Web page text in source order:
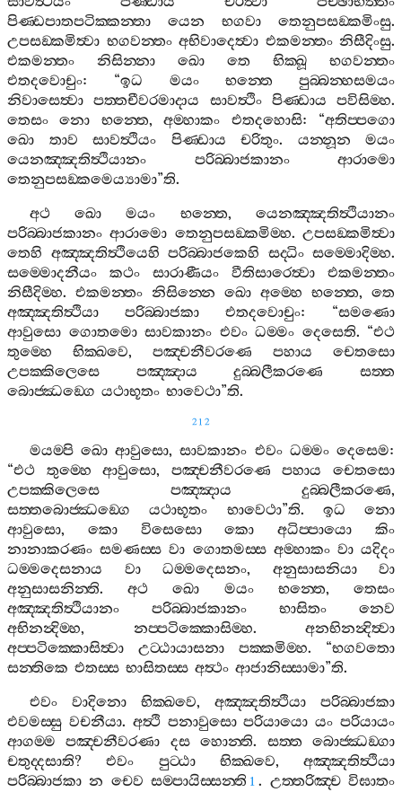
පිණ‍්ඩපාතපටික‍්කන‍්තා
යෙන භගවා තෙනුපසඞ‍්කමිංසු.
උපසඞ‍්කමිත්‍වා භගවන‍්තං අභිවාදෙත්‍වා එකමන‍්තං නිසීදිංසු.
එකමන‍්තං
නිසින‍්නා ඛො තෙ භික‍්ඛූ
භගවන‍්තං
එතදවොචුං: “ඉධ මයං භන‍්තෙ
පුබ‍්බන‍්හසමයං
නිවාසෙත්‍වා පත‍්තචීවරමාදාය සාවත්‍ථිං පිණ‍්ඩාය පවිසිම‍්හ.
තෙසං
නො භන‍්තෙ,අම‍්හාකං එතදහොසි: “අතිප‍්පගො
ඛො
තාව සාවත්‍ථියං පිණ‍්ඩාය චරිතුං. යන‍්නූන
මයං
යෙනඤ‍්ඤතිත්‍ථියානං
පරිබ‍්බාජකානං
ආරාමො
තෙනුපසඞ‍්කමෙය්‍යාමා”ති.
අථ
ඛො මයං භන‍්තෙ, යෙනඤ‍්ඤතිත්‍ථියානං
පරිබ‍්බාජකානං ආරාමො තෙනුපසඞ‍්කමිම‍්හ.උපසඞ‍්කමිත්‍වා
තෙහි අඤ‍්ඤතිත්‍ථියෙහි පරිබ‍්බාජකෙහි සද‍්ධිං සම‍්මොදිම‍්හ.
සම‍්මොදනීයං
කථං සාරාණීයං වීතිසාරෙත්‍වා
එකමන‍්තං
නිසීදිම‍්හ. එකමන‍්තං නිසින‍්නෙ ඛො අම‍්හෙ භන‍්තෙ, තෙ
අඤ‍්ඤතිත්‍ථියා
පරිබ‍්බාජකා එතදවොචුං: “සමණො
ආවුසො ගොතමො සාවකානං එවං ධම‍්මං දෙසෙති. “එථ
තුම‍්හෙ
භික‍්ඛවෙ, පඤ‍්චනීවරණෙ පහාය
චෙතසො
උපක‍්කිලෙසෙ
පඤ‍්ඤාය දුබ‍්බලීකරණෙ
සත‍්ත
බොජ‍්ඣඞ‍්ගෙ යථාභූතං භාවෙථා”ති.
212
මයම‍්පි ඛො ආවුසො,සාවකානං එවං ධම‍්මං දෙසෙම:
“එථ තුම‍්හෙ ආවුසො, පඤ‍්චනීවරණෙ පහාය
චෙතසො
උපක‍්කිලෙසෙ
පඤ‍්ඤාය දුබ‍්බලීකරණෙ,
සත‍්තබොජ‍්ඣඞ‍්ගෙ
යථාභූතං භාවෙථා”ති. ඉධ
නො
ආවුසො, කො විසෙසො කො අධිප‍්පායො
කිං
නානාකරණං සමණස‍්ස වා ගොතමස‍්ස අම‍්හාකං වා යදිදං
ධම‍්මදෙසනාය
වා ධම‍්මදෙසනං, අනුසාසනියා
වා
අනුසාසනින‍්ති.අථ ඛො මයං භන‍්තෙ,තෙසං
අඤ‍්ඤතිත්‍ථියානං
පරිබ‍්බාජකානං භාසිතං
නෙව
අභිනන්‍දිම‍්හ, නප‍්පටික‍්කොසිම‍්හ. අනභිනන්‍දිත්‍වා
අප‍්පටික‍්කොසිත්‍වා
උට‍්ඨායාසනා පක‍්කමිම‍්හ. “භගවතො
සන‍්තිකෙ එතස‍්ස භාසිතස‍්ස අත්‍ථං ආජානිස‍්සාමා”ති.
එවං
වාදිනො භික‍්ඛවෙ, අඤ‍්ඤතිත්‍ථියා
පරිබ‍්බාජකා
එවමස‍්සු වචනීයා. අත්‍ථි පනාවුසො පරියායො යං පරියායං
ආගම‍්ම
පඤ‍්චනීවරණා දස හොන‍්ති. සත‍්ත
බොජ‍්ඣඞ‍්ගා
චතුද‍්දසාති?එවං පුට‍්ඨා භික‍්ඛවෙ, අඤ‍්ඤතිත්‍ථියා
පරිබ‍්බාජකා න චෙව සම‍්පායිස‍්සන‍්ති 1 . උත‍්තරිඤ‍්ච විඝාතං